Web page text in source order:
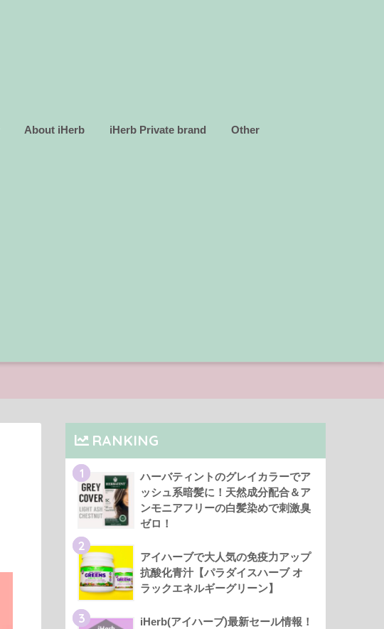
About iHerb iHerb Private brand Other
RANKING
1
ハーバティントのグレイカラーでア
ッシュ系暗髪に！天然成分配合＆ア
ンモニアフリーの白髪染めで刺激臭
ゼロ！
2
アイハーブで大人気の免疫力アップ
抗酸化青汁【パラダイスハーブ オ
ラックエネルギーグリーン】
3
iHerb(アイハーブ)最新セール情報！